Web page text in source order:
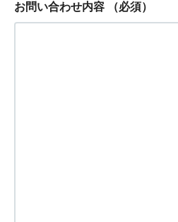
お問い合わせ内容 （必須）